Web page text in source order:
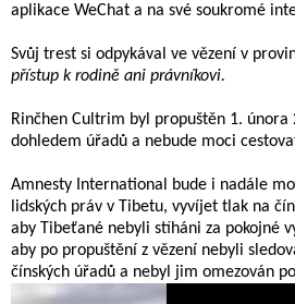
aplikace WeChat a na své soukromé
Svůj trest si odpykával ve vězení v
přístup k rodině ani právníkovi.
Rinčhen Cultrim byl propuštěn 1. února
dohledem úřadů a nebude moci
Amnesty International bude i nadále
lidských práv v Tibetu, vyvíjet tlak na
aby Tibeťané nebyli stíháni za pokojné
aby po propuštění z vězení nebyli
čínských úřadů a nebyl jim omezován